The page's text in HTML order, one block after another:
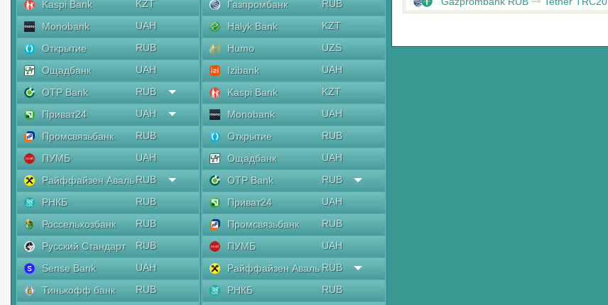
Kaspi Bank
KZT
Monobank
UAH
Открытие
RUB
Ощадбанк
UAH
OTP Bank
RUB
Приват24
UAH
Промсвязьбанк
RUB
ПУМБ
UAH
Райффайзен АвальRUB
РНКБ
RUB
Россельхозбанк
RUB
Русский Стандарт
RUB
Sense Bank
UAH
Тинькофф банк
RUB
Газпромбанк
RUB
Halyk Bank
KZT
Humo
UZS
Izibank
UAH
Kaspi Bank
KZT
Monobank
UAH
Открытие
RUB
Ощадбанк
UAH
OTP Bank
RUB
Приват24
UAH
Промсвязьбанк
RUB
ПУМБ
UAH
Райффайзен Аваль RUB
РНКБ
RUB